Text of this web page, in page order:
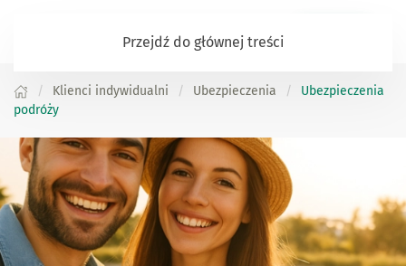
Przejdź do głównej treści
Klienci indywidualni Ubezpieczenia
Ubezpieczenia
podróży